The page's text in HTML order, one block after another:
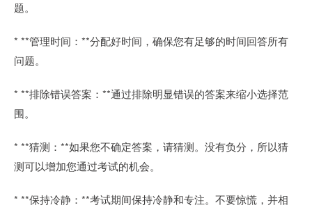
题。
* **管理时间：**分配好时间，确保您有足够的时间回答所有
问题。
* **排除错误答案：**通过排除明显错误的答案来缩小选择范
围。
* **猜测：**如果您不确定答案，请猜测。没有负分，所以猜
测可以增加您通过考试的机会。
* **保持冷静：**考试期间保持冷静和专注。不要惊慌，并相